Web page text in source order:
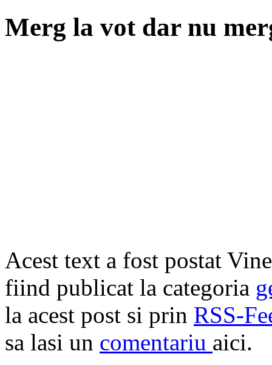
Merg la vot dar nu
Acest text a fost postat
fiind publicat la categoria
la acest post si prin RSS-
sa lasi un comentariu aici.